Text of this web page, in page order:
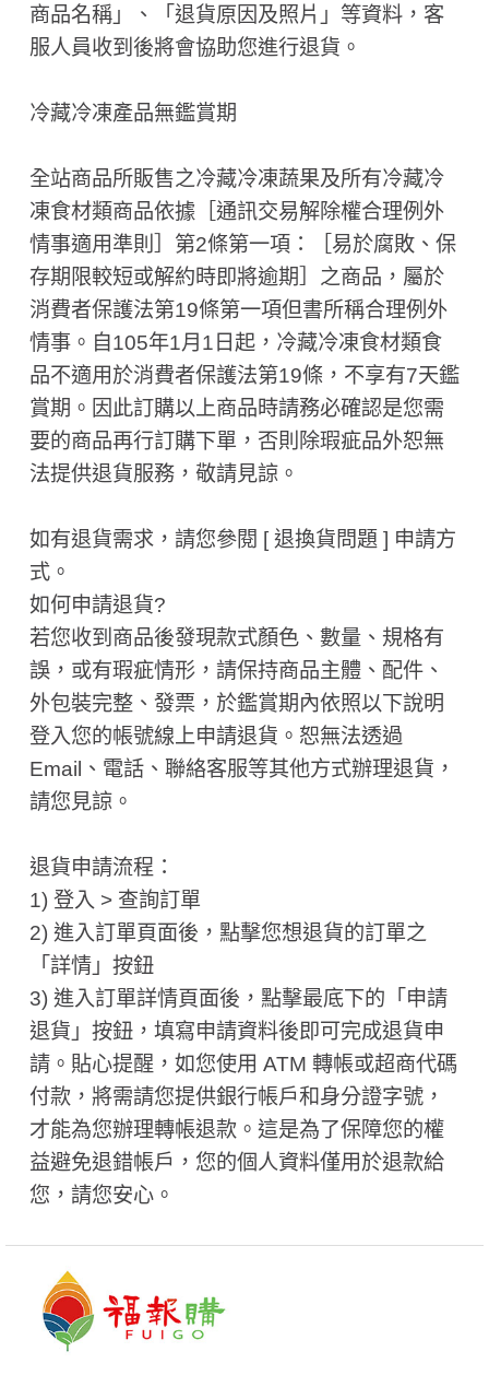
商品名稱」、「退貨原因及照片」等資料，客
服人員收到後將會協助您進行退貨。
冷藏冷凍產品無鑑賞期
全站商品所販售之冷藏冷凍蔬果及所有冷藏冷
凍食材類商品依據［通訊交易解除權合理例外
情事適用準則］第2條第一項：［易於腐敗、保
存期限較短或解約時即將逾期］之商品，屬於
消費者保護法第19條第一項但書所稱合理例外
情事。自105年1月1日起，冷藏冷凍食材類食
品不適用於消費者保護法第19條，不享有7天鑑
賞期。因此訂購以上商品時請務必確認是您需
要的商品再行訂購下單，否則除瑕疵品外恕無
法提供退貨服務，敬請見諒。
如有退貨需求，請您參閱 [ 退換貨問題 ] 申請方
式。
如何申請退貨?
若您收到商品後發現款式顏色、數量、規格有
誤，或有瑕疵情形，請保持商品主體、配件、
外包裝完整、發票，於鑑賞期內依照以下說明
登入您的帳號線上申請退貨。恕無法透過
Email、電話、聯絡客服等其他方式辦理退貨，
請您見諒。
退貨申請流程：
1) 登入 > 查詢訂單
2) 進入訂單頁面後，點擊您想退貨的訂單之
「詳情」按鈕
3) 進入訂單詳情頁面後，點擊最底下的「申請
退貨」按鈕，填寫申請資料後即可完成退貨申
請。貼心提醒，如您使用 ATM 轉帳或超商代碼
付款，將需請您提供銀行帳戶和身分證字號，
才能為您辦理轉帳退款。這是為了保障您的權
益避免退錯帳戶，您的個人資料僅用於退款給
您，請您安心。